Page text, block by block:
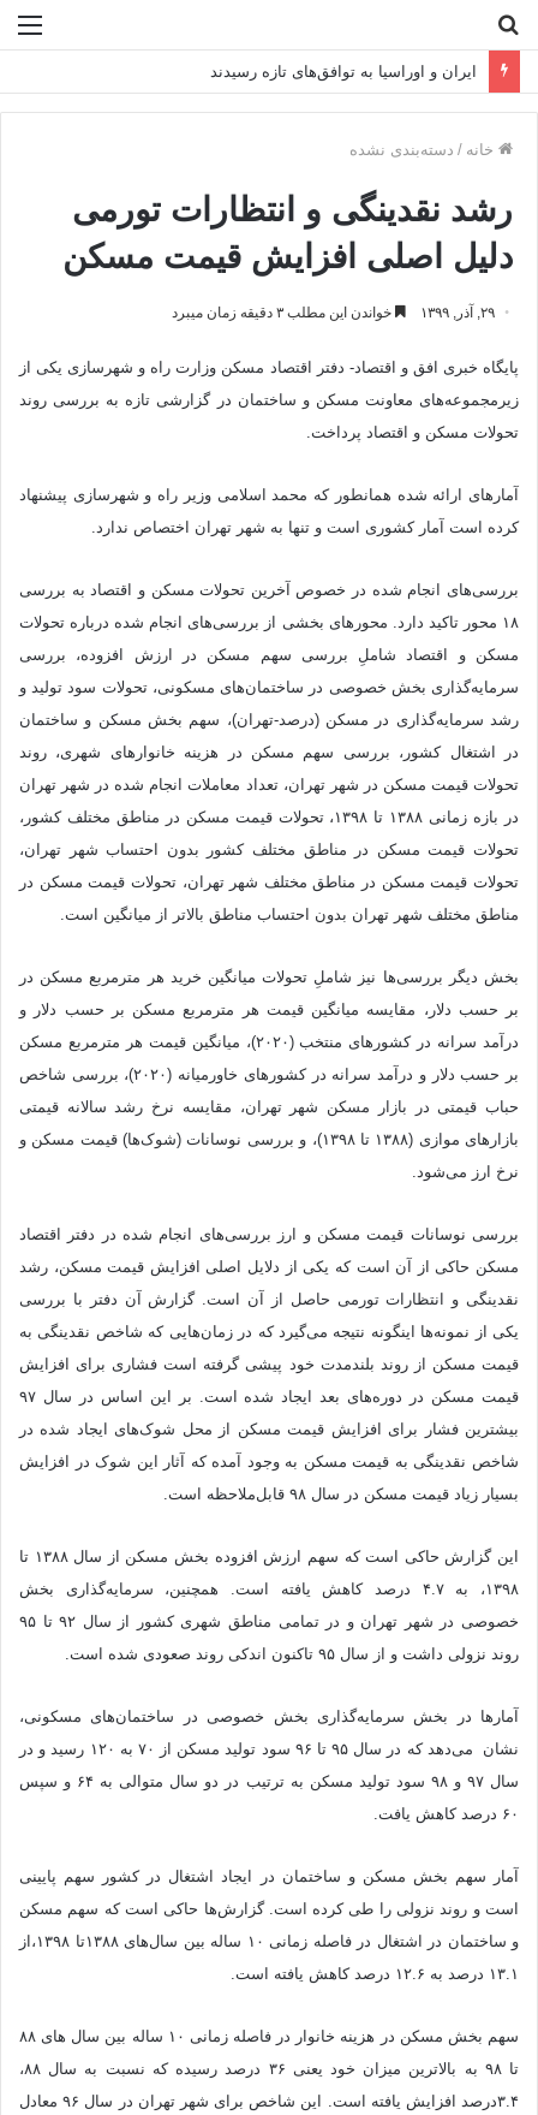
برای
خانه / دسته‌بندی نشده
رشد نقدینگی و انتظارات تورمی
دلیل اصلی افزایش قیمت مسکن
۲۹, آذر, ۱۳۹۹ خواندن این مطلب ۳ دقیقه زمان میبرد
پایگاه خبری افق و اقتصاد- دفتر اقتصاد مسکن وزارت راه و شهرسازی یکی از
زیرمجموعه‌های معاونت مسکن و ساختمان در گزارشی تازه به بررسی روند
تحولات مسکن و اقتصاد پرداخت.
آمارهای ارائه شده همانطور که محمد اسلامی وزیر راه و شهرسازی پیشنهاد
کرده است آمار کشوری است و تنها به شهر تهران اختصاص ندارد.
بررسی‌های انجام شده در خصوص آخرین تحولات مسکن و اقتصاد به بررسی
۱۸ محور تاکید دارد. محورهای بخشی از بررسی‌های انجام شده درباره تحولات
مسکن و اقتصاد شاملِ بررسی سهم مسکن در ارزش افزوده، بررسی
سرمایه‌گذاری بخش خصوصی در ساختمان‌های مسکونی، تحولات سود تولید و
رشد سرمایه‌گذاری در مسکن (درصد-تهران)، سهم بخش مسکن و ساختمان
در اشتغال کشور، بررسی سهم مسکن در هزینه خانوارهای شهری، روند
تحولات قیمت مسکن در شهر تهران، تعداد معاملات انجام شده در شهر تهران
در بازه زمانی ۱۳۸۸ تا ۱۳۹۸، تحولات قیمت مسکن در مناطق مختلف کشور،
تحولات قیمت مسکن در مناطق مختلف کشور بدون احتساب شهر تهران،
تحولات قیمت مسکن در مناطق مختلف شهر تهران، تحولات قیمت مسکن در
مناطق مختلف شهر تهران بدون احتساب مناطق بالاتر از میانگین است.
بخش دیگر بررسی‌ها نیز شاملِ تحولات میانگین خرید هر مترمربع مسکن در
بر حسب دلار، مقایسه میانگین قیمت هر مترمربع مسکن بر حسب دلار و
درآمد سرانه در کشورهای منتخب (۲۰۲۰)، میانگین قیمت هر مترمربع مسکن
بر حسب دلار و درآمد سرانه در کشورهای خاورمیانه (۲۰۲۰)، بررسی شاخص
حباب قیمتی در بازار مسکن شهر تهران، مقایسه نرخ رشد سالانه قیمتی
بازارهای موازی (۱۳۸۸ تا ۱۳۹۸)، و بررسی نوسانات (شوک‌ها) قیمت مسکن و
نرخ ارز می‌شود.
بررسی نوسانات قیمت مسکن و ارز بررسی‌های انجام شده در دفتر اقتصاد
مسکن حاکی از آن است که یکی از دلایل اصلی افزایش قیمت مسکن، رشد
نقدینگی و انتظارات تورمی حاصل از آن است. گزارش آن دفتر با بررسی
یکی از نمونه‌ها اینگونه نتیجه می‌گیرد که در زمان‌هایی که شاخص نقدینگی به
قیمت مسکن از روند بلندمدت خود پیشی گرفته است فشاری برای افزایش
قیمت مسکن در دوره‌های بعد ایجاد شده است. بر این اساس در سال ۹۷
بیشترین فشار برای افزایش قیمت مسکن از محل شوک‌های ایجاد شده در
شاخص نقدینگی به قیمت مسکن به وجود آمده که آثار این شوک در افزایش
بسیار زیاد قیمت مسکن در سال ۹۸ قابل‌ملاحظه است.
این گزارش حاکی است که سهم ارزش افزوده بخش مسکن از سال ۱۳۸۸ تا
۱۳۹۸، به ۴.۷ درصد کاهش یافته است. همچنین، سرمایه‌گذاری بخش
خصوصی در شهر تهران و در تمامی مناطق شهری کشور از سال ۹۲ تا ۹۵
روند نزولی داشت و از سال ۹۵ تاکنون اندکی روند صعودی شده است.
آمارها در بخش سرمایه‌گذاری بخش خصوصی در ساختمان‌های مسکونی،
نشان می‌دهد که در سال ۹۵ تا ۹۶ سود تولید مسکن از ۷۰ به ۱۲۰ رسید و در
سال ۹۷ و ۹۸ سود تولید مسکن به ترتیب در دو سال متوالی به ۶۴ و سپس
۶۰ درصد کاهش یافت.
آمار سهم بخش مسکن و ساختمان در ایجاد اشتغال در کشور سهم پایینی
است و روند نزولی را طی کرده است. گزارش‌ها حاکی است که سهم مسکن
و ساختمان در اشتغال در فاصله زمانی ۱۰ ساله بین سال‌های ۱۳۸۸تا ۱۳۹۸،از
۱۳.۱ درصد به ۱۲.۶ درصد کاهش یافته است.
سهم بخش مسکن در هزینه خانوار در فاصله زمانی ۱۰ ساله بین سال های ۸۸
تا ۹۸ به بالاترین میزان خود یعنی ۳۶ درصد رسیده که نسبت به سال ۸۸،
۳.۴درصد افزایش یافته است. این شاخص برای شهر تهران در سال ۹۶ معادل